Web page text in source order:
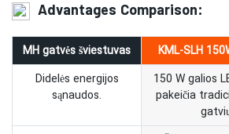
Advantages Comparison:
MH gatvės šviestuvas
KML-SLH
Didelės energijos
sąnaudos.
150 W galios
pakeičia